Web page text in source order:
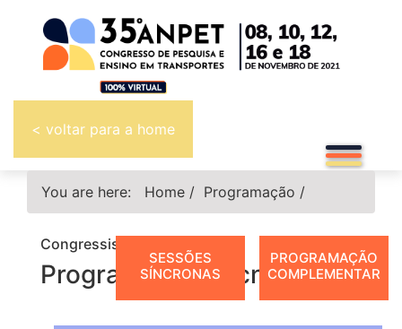
< voltar para a home
You are here: Home / Programação /
PROGRAMAÇÃO
COMPLEMENTAR
SESSÕES
SÍNCRONAS
Congressistas
Programação Técnica